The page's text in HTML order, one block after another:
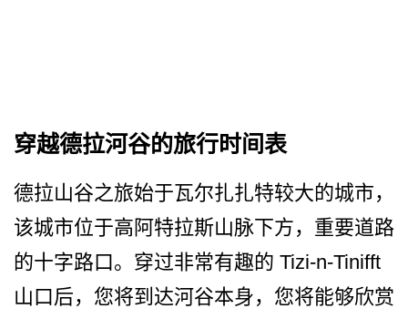
穿越德拉河谷的旅行时间表
德拉山谷之旅始于瓦尔扎扎特­较大的城市，
该城市位于高阿特拉斯山脉下方，重要道­路
的十字路口。穿过非常有趣的 Tizi-n-Tinifft
山口后，您将到达河谷本身，­您将能够欣赏